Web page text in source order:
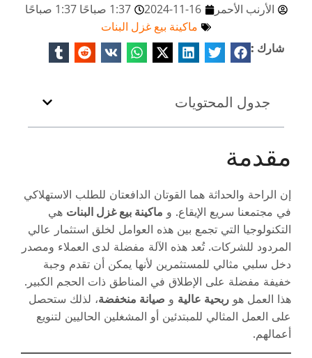
الأرنب الأحمر
2024-11-16
1:37 صباحًا 1:37 صباحًا
ماكينة بيع غزل البنات
شارك :
جدول المحتويات
مقدمة
إن الراحة والحداثة هما القوتان الدافعتان للطلب الاستهلاكي
في مجتمعنا سريع الإيقاع. و ماكينة بيع غزل البنات هي
التكنولوجيا التي تجمع بين هذه العوامل لخلق استثمار عالي
المردود للشركات. تُعد هذه الآلة مفضلة لدى العملاء ومصدر
دخل سلبي مثالي للمستثمرين لأنها يمكن أن تقدم وجبة
خفيفة مفضلة على الإطلاق في المناطق ذات الحجم الكبير.
هذا العمل هو ربحية عالية و صيانة منخفضة، لذلك ستحصل
على العمل المثالي للمبتدئين أو المشغلين الحاليين لتنويع
أعمالهم.